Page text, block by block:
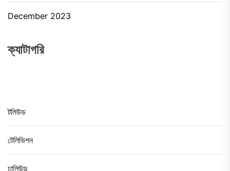
December 2023
ক্যাটাগরি
টলিউড
টেলিভিশন
ঢালিউড